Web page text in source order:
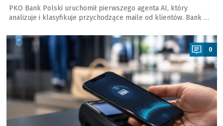
PKO Bank Polski uruchomił pierwszego agenta AI, który
analizuje i klasyfikuje przychodzące maile od klientów. Bank …
a
0